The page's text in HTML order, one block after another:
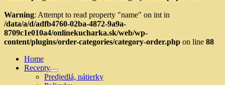
Warning: Attempt to read property "name" on int in
/data/a/d/adfb4760-02ba-4872-9a9a-
8709c1e010a4/onlinekucharka.sk/web/wp-
content/plugins/order-categories/category-order.php on line 88
Home
Recepty
Show
sub
Predjedlá, nátierky